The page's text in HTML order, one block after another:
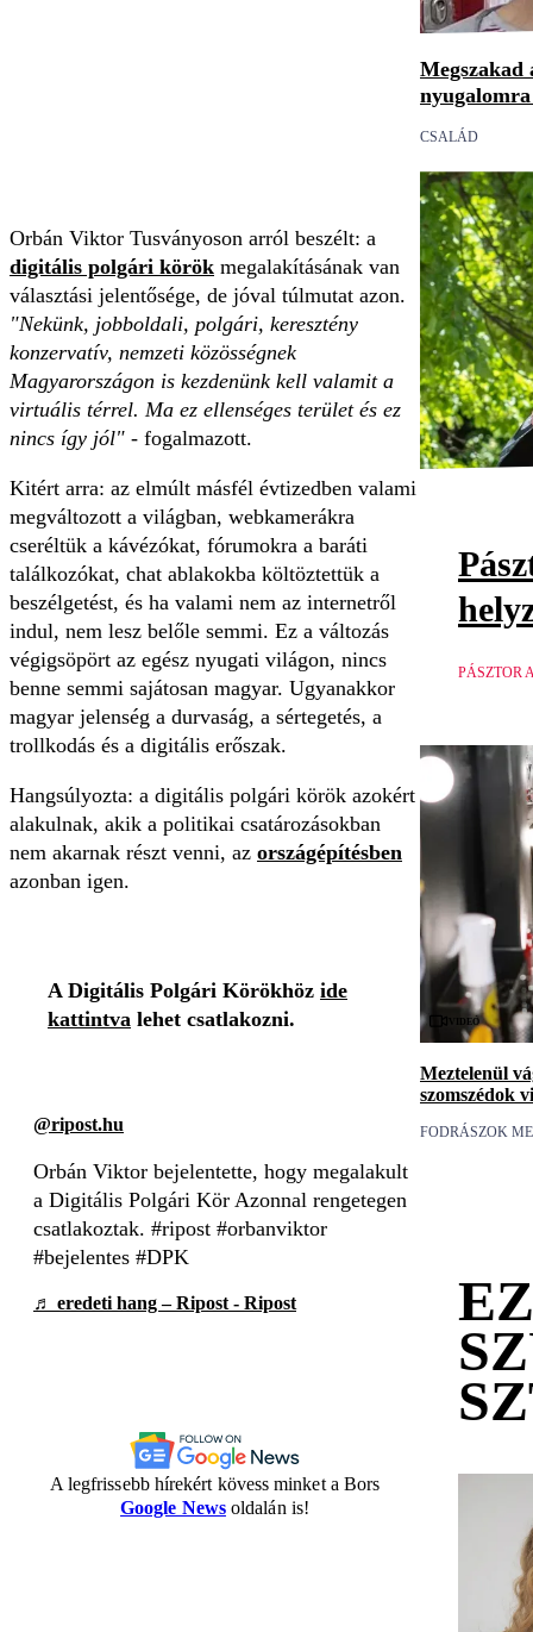
Orbán Viktor Tusványoson arról beszélt: a
digitális polgári körök megalakításának van
választási jelentősége, de jóval túlmutat azon.
"Nekünk, jobboldali, polgári, keresztény
konzervatív, nemzeti közösségnek
Magyarországon is kezdenünk kell valamit a
virtuális térrel. Ma ez ellenséges terület és ez
nincs így jól" - fogalmazott.
Kitért arra: az elmúlt másfél évtizedben valami
megváltozott a világban, webkamerákra
cseréltük a kávézókat, fórumokra a baráti
találkozókat, chat ablakokba költöztettük a
beszélgetést, és ha valami nem az internetről
indul, nem lesz belőle semmi. Ez a változás
végigsöpört az egész nyugati világon, nincs
benne semmi sajátosan magyar. Ugyanakkor
magyar jelenség a durvaság, a sértegetés, a
trollkodás és a digitális erőszak.
Hangsúlyozta: a digitális polgári körök azokért
alakulnak, akik a politikai csatározásokban
nem akarnak részt venni, az országépítésben
azonban igen.
A Digitális Polgári Körökhöz ide
kattintva lehet csatlakozni.
@ripost.hu
Orbán Viktor bejelentette, hogy megalakult
a Digitális Polgári Kör Azonnal rengetegen
csatlakoztak. #ripost #orbanviktor
#bejelentes #DPK
♬ eredeti hang – Ripost - Ripost
A legfrissebb hírekért kövess minket a Bors
Google Newsoldalán is!
Megszakad
CSALÁD
PÁSZTOR
Videó
Meztelenül
szomszédok
FODRÁSZOK